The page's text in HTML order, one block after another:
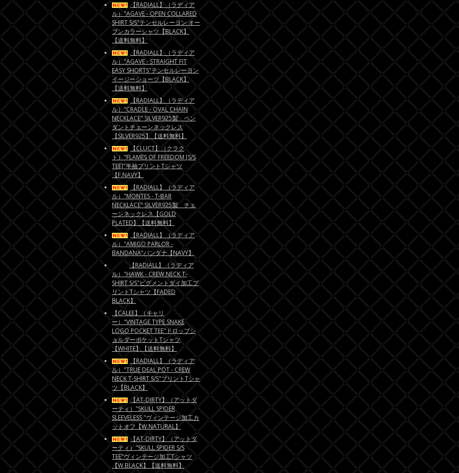
【RADIALL】（ラディア
ル）"AGAVE - OPEN COLLARED
SHIRT S/S"テンセルレーヨン オー
プンカラーシャツ【BLACK】
【送料無料】
【RADIALL】（ラディア
ル）"AGAVE - STRAIGHT FIT
EASY SHORTS"テンセルレーヨン
イージーショーツ【BLACK】
【送料無料】
【RADIALL】（ラディア
ル）"CRADLE - OVAL CHAIN
NECKLACE" SILVER925製 ペン
ダントチェーンネックレス
【SILVER925】【送料無料】
【CLUCT】（クラク
ト）"FLAMES OF FREEDOM [S/S
TEE]"半袖プリントTシャツ
【F.NAVY】
【RADIALL】（ラディア
ル）"MONTES - T-BAR
NECKLACE" SILVER925製 チェ
ーンネックレス【GOLD
PLATED】【送料無料】
【RADIALL】（ラディア
ル）"AMIGO PARLOR -
BANDANA"バンダナ【NAVY】
【RADIALL】（ラディア
ル）"HAWK - CREW NECK T-
SHIRT S/S"ピグメントダイ加工プ
リントTシャツ【FADED
BLACK】
【CALEE】（キャリ
ー）"VINTAGE TYPE SNAKE
LOGO POCKET TEE"ドロップシ
ョルダーポケットTシャツ
【WHITE】【送料無料】
【RADIALL】（ラディア
ル）"TRUE DEAL POT - CREW
NECK T-SHIRT S/S"プリントTシャ
ツ【BLACK】
【AT-DIRTY】（アットダ
ーティ）"SKULL SPIDER
SLEEVELESS "ヴィンテージ加工カ
ットオフ【W.NATURAL】
【AT-DIRTY】（アットダ
ーティ）"SKULL SPIDER S/S
TEE"ヴィンテージ加工Tシャツ
【W.BLACK】【送料無料】